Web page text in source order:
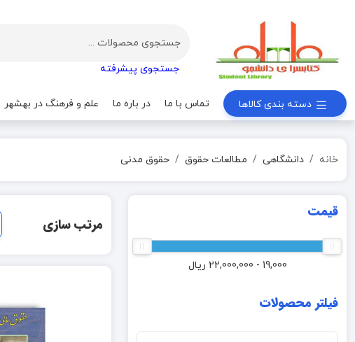
جستجوی پیشرفته
دسته بندی کالاها تماس با ما در باره ما علم و فرهنگ در بهشهر
خانه دانشگاهی مطالعات حقوق حقوق مدنی
قیمت
19,000 - 22,000,000 ریال
فیلتر محصولات
مرتب سازی